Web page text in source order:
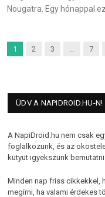
Nougatra. Egy hónappal
1 2 3 7
ÜDV A NAPIDROID.HU-N!
A NapiDroid.hu nem csak
foglalkozunk, és az
kütyüt igyekszünk bemutatni.
Minden nap friss cikkekkel,
megírni, ha valami érdekes